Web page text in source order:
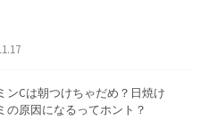
ンCは朝つけちゃだめ？日焼け
の原因になるってホント？